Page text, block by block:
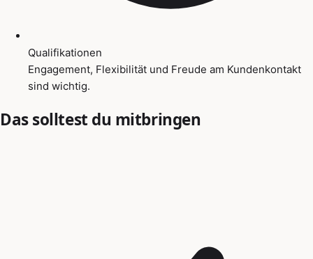
Qualifikationen
Engagement, Flexibilität und Freude am Kundenkontakt
sind wichtig.
Das solltest du mitbringen